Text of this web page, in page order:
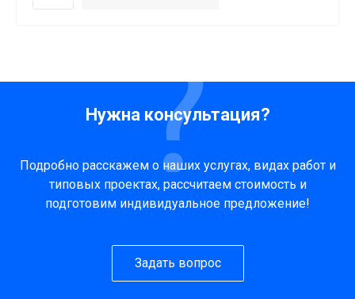
Нужна консультация?
Подробно расскажем о наших услугах, видах работ и
типовых проектах, рассчитаем стоимость и
подготовим индивидуальное предложение!
Задать вопрос